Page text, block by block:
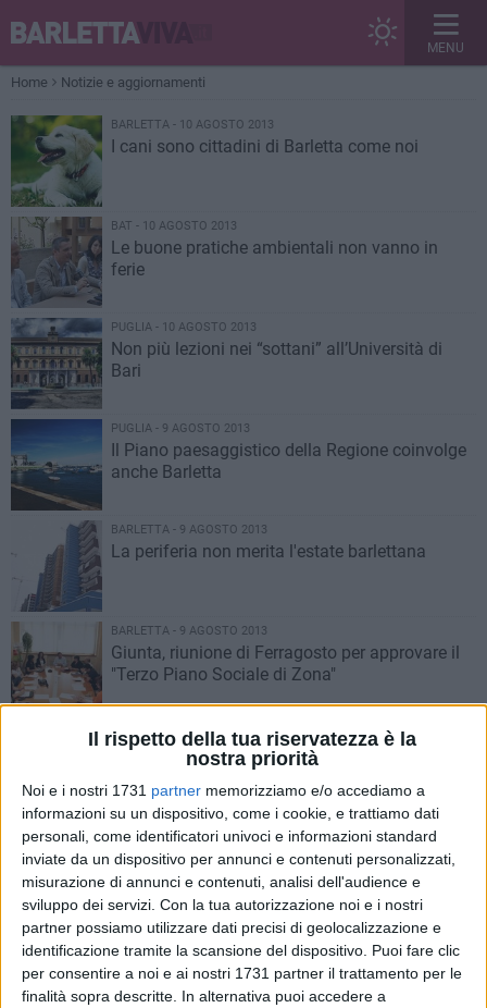
Il rispetto della tua riservatezza è la
nostra priorità
Noi e i nostri 1731 partner memorizziamo e/o accediamo a
informazioni su un dispositivo, come i cookie, e trattiamo dati
personali, come identificatori univoci e informazioni standard
inviate da un dispositivo per annunci e contenuti personalizzati,
misurazione di annunci e contenuti, analisi dell'audience e
sviluppo dei servizi. Con la tua autorizzazione noi e i nostri
partner possiamo utilizzare dati precisi di geolocalizzazione e
identificazione tramite la scansione del dispositivo. Puoi fare clic
per consentire a noi e ai nostri 1731 partner il trattamento per le
finalità sopra descritte. In alternativa puoi accedere a
MENU
Home Notizie e aggiornamenti
BARLETTA - 10 AGOSTO 2013
I cani sono cittadini di Barletta come noi
BAT - 10 AGOSTO 2013
Le buone pratiche ambientali non vanno in
ferie
PUGLIA - 10 AGOSTO 2013
Non più lezioni nei “sottani” all’Università di
Bari
PUGLIA - 9 AGOSTO 2013
Il Piano paesaggistico della Regione coinvolge
anche Barletta
BARLETTA - 9 AGOSTO 2013
La periferia non merita l'estate barlettana
BARLETTA - 9 AGOSTO 2013
Giunta, riunione di Ferragosto per approvare il
"Terzo Piano Sociale di Zona"
BARLETTA - 9 AGOSTO 2013
Nuovi trattamenti antiparassitari in piazza
BARLETTA - 8 AGOSTO 2013
Avanti per l'incubatore nell'ex Distilleria
BARLETTA - 8 AGOSTO 2013
Turista fai da te? Niente panico, lo IAT di
Barletta non va in ferie